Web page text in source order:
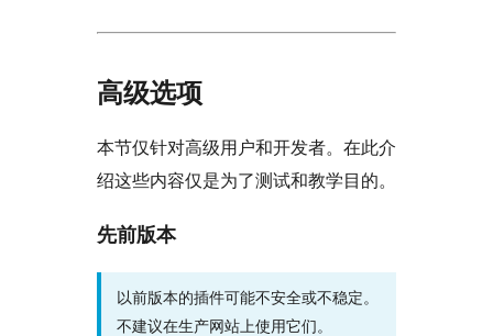
高级选项
本节仅针对高级用户和开发者。在此介
绍这些内容仅是为了测试和教学目的。
先前版本
以前版本的插件可能不安全或不稳定。
不建议在生产网站上使用它们。